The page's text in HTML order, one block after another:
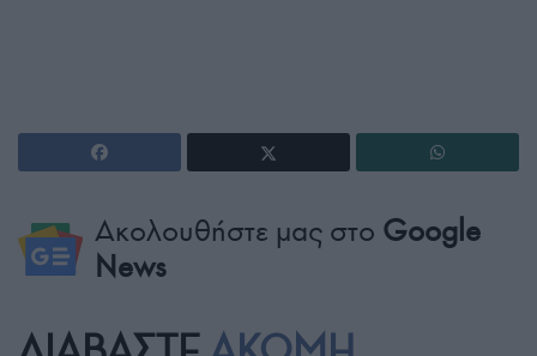
Ακολουθήστε μας στο Google
News